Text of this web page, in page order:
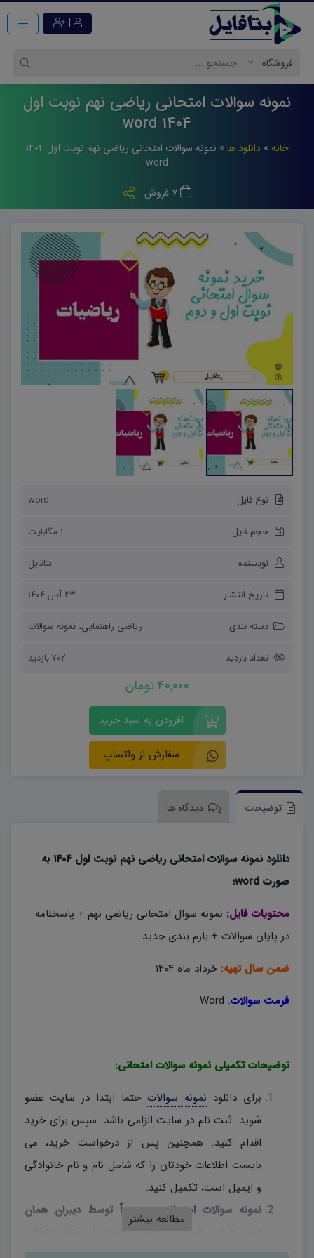
|
نمونه سوالات امتحانی ریاضی نهم نوبت اول
1404 word
خانه » دانلود ها »
نمونه سوالات امتحانی ریاضی نهم نوبت اول ۱۴۰۴
word
7 فروش
نوع فایل word
حجم فایل 1 مگابایت
نویسنده بتافایل
تاریخ انتشار ۲۳ آبان ۱۴۰۴
دسته بندی ریاضی راهنمایی، نمونه سوالات
تعداد بازدید 702 بازدید
40,000 تومان
افزودن به سبد خرید
سفارش از واتساپ
توضیحات دیدگاه ها
دانلود نمونه سوالات امتحانی ریاضی نهم نوبت اول ۱۴۰۴ به
صورت word؛
محتویات فایل: نمونه سوال امتحانی ریاضی نهم + پاسخنامه
در پایان سوالات + بارم بندی جدید
ضمن سال تهیه: خرداد ماه ۱۴۰۴
فرمت سوالات:
توضیحات تکمیلی نمونه سوالات امتحانی:
برای دانلود نمونه سوالات حتما ابتدا در سایت عضو
شوید. ثبت نام در سایت الزامی باشد. سپس برای خرید
اقدام کنید. همچنین پس از درخواست خرید، می
بایست اطلاعات خودتان را که شامل نام و نام خانوادگی
و ایمیل است، تکمیل کنید.
نمونه سوالات امتحانی
، منحصراً توسط دیبران همان
مطالعه بیشتر